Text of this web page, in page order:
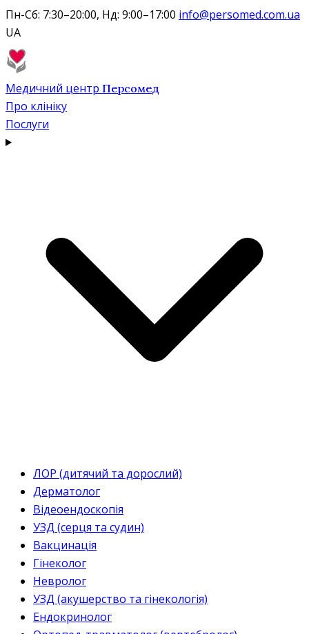
Пн-Сб: 7:30–20:00, Нд: 9:00–17:00 info@persomed.com.ua
UA
Медичний центр Персомед
Про клініку
Послуги
ЛОР (дитячий та дорослий)
Дерматолог
Відеоендоскопія
УЗД (серця та судин)
Вакцинація
Гінеколог
Невролог
УЗД (акушерство та гінекологія)
Ендокринолог